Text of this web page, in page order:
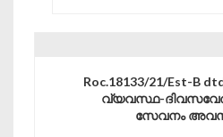
Roc.18133/21/Est-B
വ്യവസ്ഥ-
സേവനം